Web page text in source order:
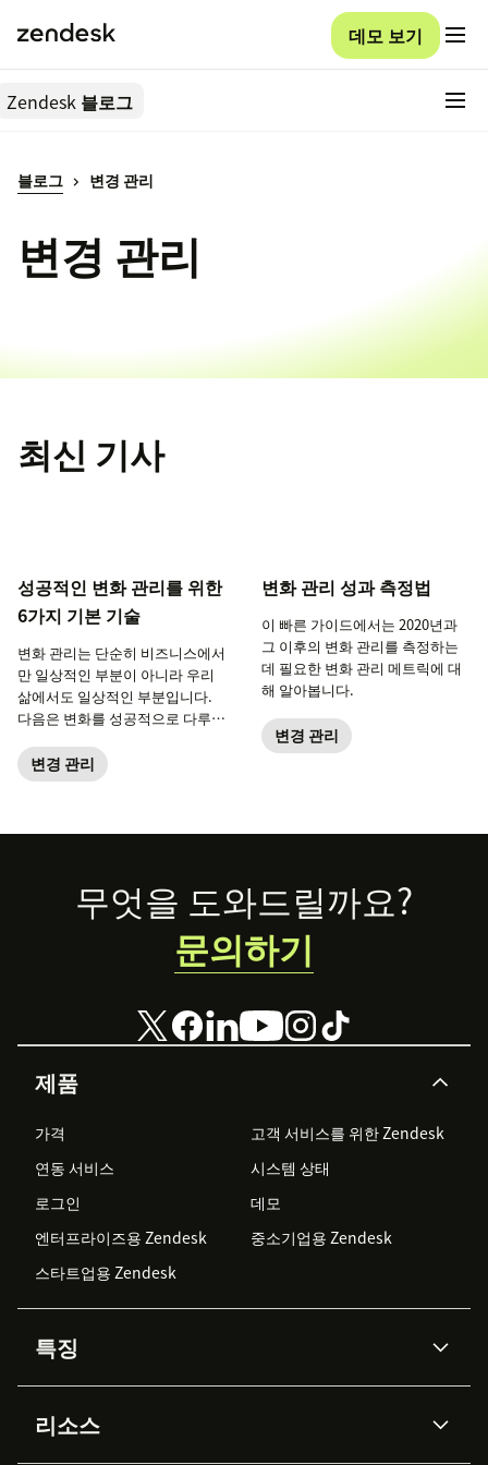
데모 보기
Zendesk 블로그
블로그 변경 관리
변경 관리
최신 기사
성공적인 변화 관리를 위한
6가지 기본 기술
변화 관리는 단순히 비즈니스에서
만 일상적인 부분이 아니라 우리
삶에서도 일상적인 부분입니다.
다음은 변화를 성공적으로 다루기
다.변경 관리
변화 관리 성과 측정법
이 빠른 가이드에서는 2020년과
그 이후의 변화 관리를 측정하는
데 필요한 변화 관리 메트릭에 대
해 알아봅니다.
변경 관리
Footer
제품
가격
고객 서비스를 위한 Zendesk
연동 서비스
시스템 상태
로그인
데모
엔터프라이즈용 Zendesk
중소기업용 Zendesk
스타트업용 Zendesk
특징
Zendesk AI
리소스
무엇을 도와드릴까요?
문의하기